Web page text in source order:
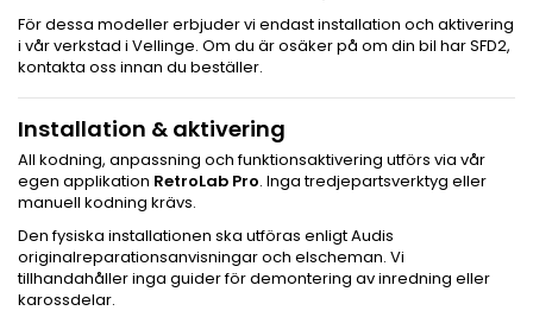
För dessa modeller erbjuder vi endast installation och aktivering
i vår verkstad i Vellinge. Om du är osäker på om din bil har SFD2,
kontakta oss innan du beställer.
Installation & aktivering
All kodning, anpassning och funktionsaktivering utförs via vår
egen applikation RetroLab Pro. Inga tredjepartsverktyg eller
manuell kodning krävs.
Den fysiska installationen ska utföras enligt Audis
originalreparationsanvisningar och elscheman. Vi
tillhandahåller inga guider för demontering av inredning eller
karossdelar.